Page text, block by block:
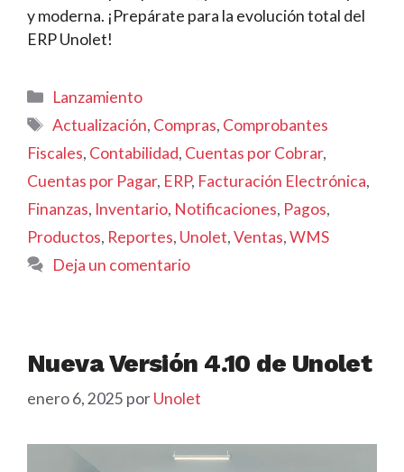
y moderna. ¡Prepárate para la evolución total del
ERP Unolet!
Categorías
Lanzamiento
Etiquetas
Actualización, Compras, Comprobantes
Fiscales, Contabilidad, Cuentas por Cobrar,
Cuentas por Pagar, ERP, Facturación Electrónica,
Finanzas, Inventario, Notificaciones, Pagos,
Productos, Reportes, Unolet,Ventas,WMS
Deja un comentario
Nueva Versión 4.10 de Unolet
enero 6, 2025 porUnolet